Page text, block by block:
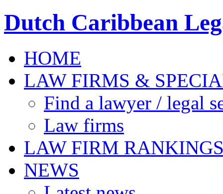
Dutch Caribbean
HOME
LAW FIRMS &
Find a lawyer / legal
Law firms
LAW FIRM
NEWS